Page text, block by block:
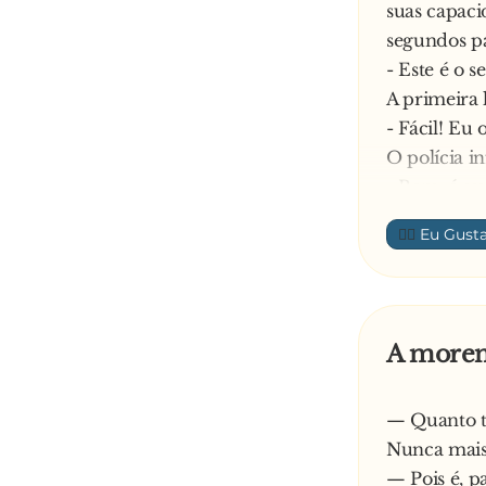
suas
segundos
- Este é o
A primeira
- Fácil! Eu
O polícia
por 5
- Este é o
A segunda
O polícia
orelha
dar?
Já sem
👍🏼
A
— Quanto
Nunca
— Pois é,